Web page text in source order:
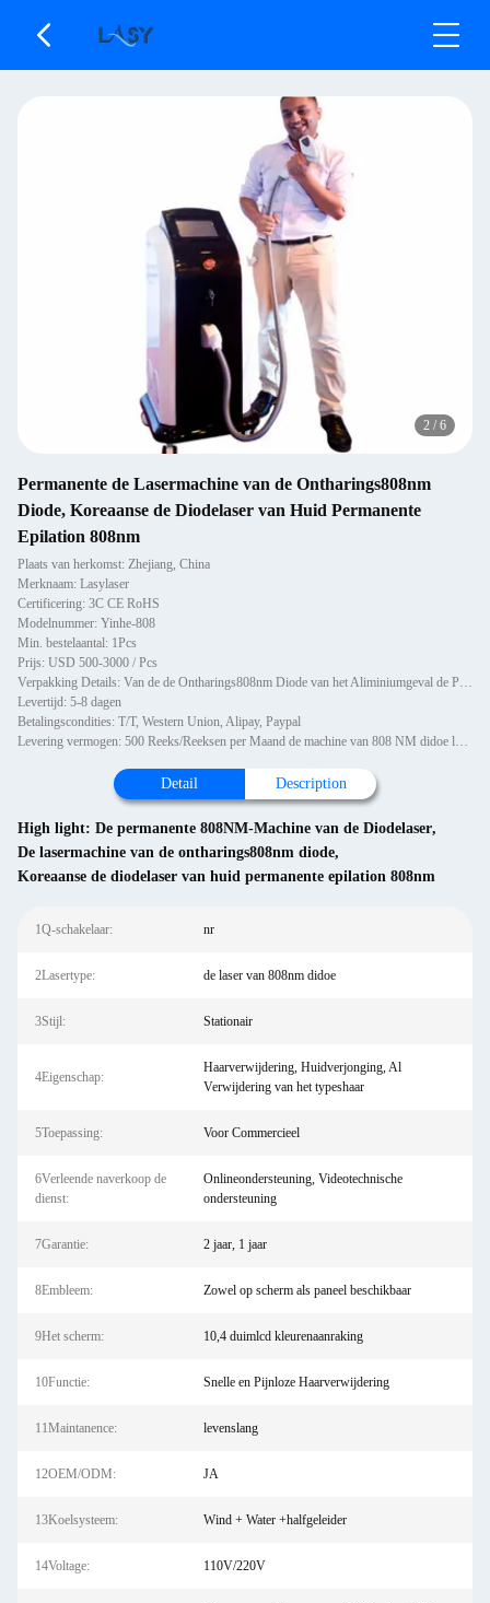
2 / 6
Permanente de Lasermachine van de Ontharings808nm
Diode, Koreaanse de Diodelaser van Huid Permanente
Epilation 808nm
Plaats van herkomst: Zhejiang, China
Merknaam: Lasylaser
Certificering: 3C CE RoHS
Modelnummer: Yinhe-808
Min. bestelaantal: 1Pcs
Prijs: USD 500-3000 / Pcs
Verpakking Details: Van de de Ontharings808nm Diode van het Aliminiumgeval de Permanente de Laservlekkenmiddel haarverzo
Levertijd: 5-8 dagen
Betalingscondities: T/T, Western Union, Alipay, Paypal
Levering vermogen: 500 Reeks/Reeksen per Maand de machine van 808 NM didoe lazer
Detail Description
High light: De permanente 808NM-Machine van de Diodelaser,
De lasermachine van de ontharings808nm diode,
Koreaanse de diodelaser van huid permanente epilation 808nm
1Q-schakelaar: nr
2Lasertype: de laser van 808nm didoe
3Stijl: Stationair
4Eigenschap:
Haarverwijdering, Huidverjonging, Al
Verwijdering van het typeshaar
5Toepassing: Voor Commercieel
6Verleende naverkoop de
dienst:
Onlineondersteuning, Videotechnische
ondersteuning
7Garantie: 2 jaar, 1 jaar
8Embleem: Zowel op scherm als paneel beschikbaar
9Het scherm: 10,4 duimlcd kleurenaanraking
10Functie: Snelle en Pijnloze Haarverwijdering
11Maintanence: levenslang
12OEM/ODM: JA
13Koelsysteem: Wind + Water +halfgeleider
14Voltage: 110V/220V